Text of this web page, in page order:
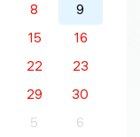
8
9
15
16
22
23
29
30
5 6